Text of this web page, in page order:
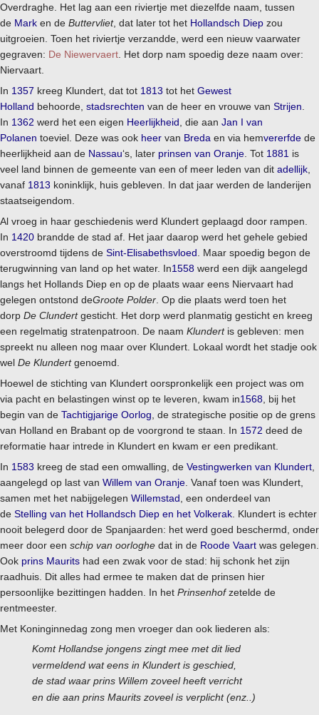
Overdraghe. Het lag aan een riviertje met diezelfde naam, tussen
de Mark en de Buttervliet, dat later tot het Hollandsch Diep zou
uitgroeien. Toen het riviertje verzandde, werd een nieuw vaarwater
gegraven: De Niewervaert. Het dorp nam spoedig deze naam over:
Niervaart.
In 1357 kreeg Klundert, dat tot 1813 tot het Gewest
Holland behoorde, stadsrechten van de heer en vrouwe van Strijen.
In 1362 werd het een eigen Heerlijkheid, die aan Jan I van
Polanen toeviel. Deze was ook heer van Breda en via hemvererfde de
heerlijkheid aan de Nassau‘s, later prinsen van Oranje. Tot 1881 is
veel land binnen de gemeente van een of meer leden van dit adellijk,
vanaf 1813 koninklijk, huis gebleven. In dat jaar werden de landerijen
staatseigendom.
Al vroeg in haar geschiedenis werd Klundert geplaagd door rampen.
In 1420 brandde de stad af. Het jaar daarop werd het gehele gebied
overstroomd tijdens de Sint-Elisabethsvloed. Maar spoedig begon de
terugwinning van land op het water. In1558 werd een dijk aangelegd
langs het Hollands Diep en op de plaats waar eens Niervaart had
gelegen ontstond deGroote Polder. Op die plaats werd toen het
dorp De Clundertgesticht. Het dorp werd planmatig gesticht en kreeg
een regelmatig stratenpatroon. De naam Klundertis gebleven: men
spreekt nu alleen nog maar over Klundert. Lokaal wordt het stadje ook
wel De Klundertgenoemd.
Hoewel de stichting van Klundert oorspronkelijk een project was om
via pacht en belastingen winst op te leveren, kwam in1568, bij het
begin van de Tachtigjarige Oorlog, de strategische positie op de grens
van Holland en Brabant op de voorgrond te staan. In 1572 deed de
reformatie haar intrede in Klundert en kwam er een predikant.
In 1583 kreeg de stad een omwalling, de Vestingwerken van Klundert,
aangelegd op last van Willem van Oranje. Vanaf toen was Klundert,
samen met het nabijgelegen Willemstad, een onderdeel van
de Stelling van het Hollandsch Diep en het Volkerak. Klundert is echter
nooit belegerd door de Spanjaarden: het werd goed beschermd, onder
meer door een schip van oorloghe dat in de Roode Vaart was gelegen.
Ook prins Maurits had een zwak voor de stad: hij schonk het zijn
raadhuis. Dit alles had ermee te maken dat de prinsen hier
persoonlijke bezittingen hadden. In het Prinsenhofzetelde de
rentmeester.
Met Koninginnedag zong men vroeger dan ook liederen als:
Komt Hollandse jongens zingt mee met dit lied
vermeldend wat eens in Klundert is geschied,
de stad waar prins Willem zoveel heeft verricht
en die aan prins Maurits zoveel is verplicht (enz..)